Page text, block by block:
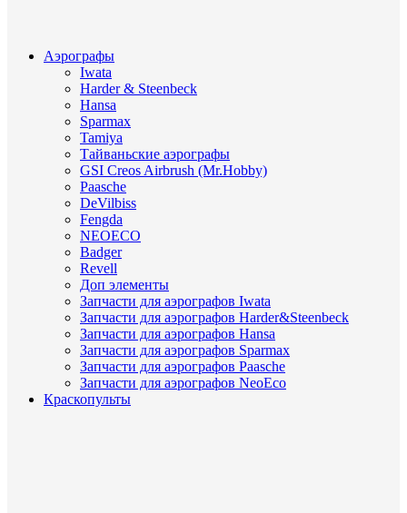
Аэрографы
Iwata
Harder & Steenbeck
Hansa
Sparmax
Tamiya
Тайваньские аэрографы
GSI Creos Airbrush (Mr.Hobby)
Paasche
DeVilbiss
Fengda
NEOECO
Badger
Revell
Доп элементы
Запчасти для аэрографов Iwata
Запчасти для аэрографов Harder&Steenbeck
Запчасти для аэрографов Hansa
Запчасти для аэрографов Sparmax
Запчасти для аэрографов Paasche
Запчасти для аэрографов NeoEco
Краскопульты